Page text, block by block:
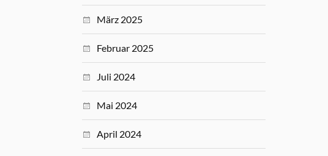
März 2025
Februar 2025
Juli 2024
Mai 2024
April 2024